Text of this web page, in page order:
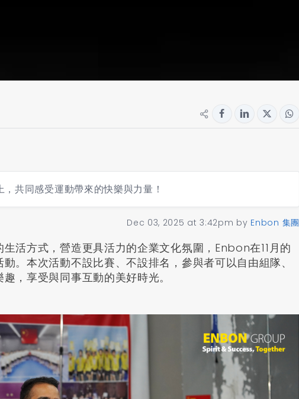
共同感受運動帶來的快樂與力量！
Dec 03, 2025 at 3:42pm by Enbon 集團
活方式，營造更具活力的企業文化氛圍，Enbon在11月的
。本次活動不設比賽、不設排名，參與者可以自由組隊、
，享受與同事互動的美好時光。